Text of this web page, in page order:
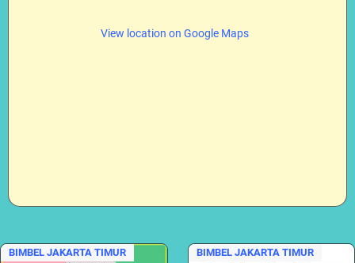
View location on Google Maps
BIMBEL JAKARTA TIMUR BIMBEL JAKARTA TIMUR